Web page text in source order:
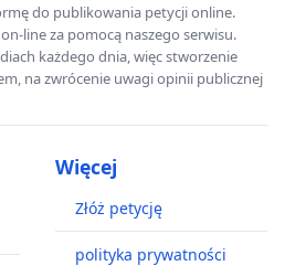
do publikowania petycji online.
line za pomocą naszego serwisu.
każdego dnia, więc stworzenie
na zwrócenie uwagi opinii publicznej
Więcej
Złóż petycję
polityka prywatności